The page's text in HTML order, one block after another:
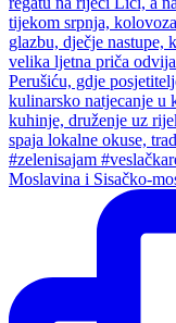
Moslavina i Sisačko-